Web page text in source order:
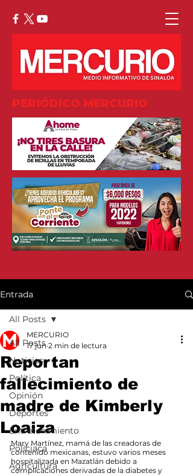
PERIÓDICO MERCURIO
Entrada
All Posts
Noticias
Política
Opinión
Deportes
Entretenimiento
Policiaca
Agricultura
All Posts
Reportan
fallecimiento de
madre de Kimberly
Loaiza
MERCURIO
17 jun 2 min de lectura
Mary Martínez, mamá de las creadoras de
contenido mexicanas, estuvo varios meses
hospitalizada en Mazatlán debido a
complicaciones derivadas de la diabetes y